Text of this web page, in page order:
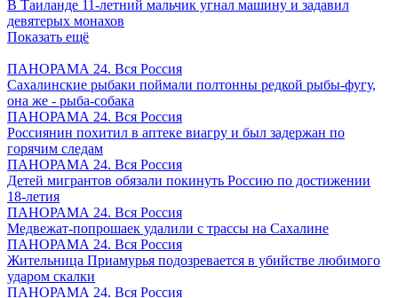
В Таиланде 11-летний мальчик угнал машину и задавил
девятерых монахов
Показать ещё
ПАНОРАМА 24. Вся Россия
Сахалинские рыбаки поймали полтонны редкой рыбы-фугу,
она же - рыба-собака
ПАНОРАМА 24. Вся Россия
Россиянин похитил в аптеке виагру и был задержан по
горячим следам
ПАНОРАМА 24. Вся Россия
Детей мигрантов обязали покинуть Россию по достижении
18-летия
ПАНОРАМА 24. Вся Россия
Медвежат-попрошаек удалили с трассы на Сахалине
ПАНОРАМА 24. Вся Россия
Жительница Приамурья подозревается в убийстве любимого
ударом скалки
ПАНОРАМА 24. Вся Россия